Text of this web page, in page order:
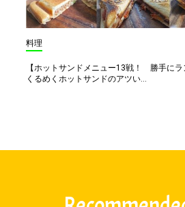
料理
【ホットサンドメニュー13戦！ 勝手にラ
くるめくホットサンドのアツい...